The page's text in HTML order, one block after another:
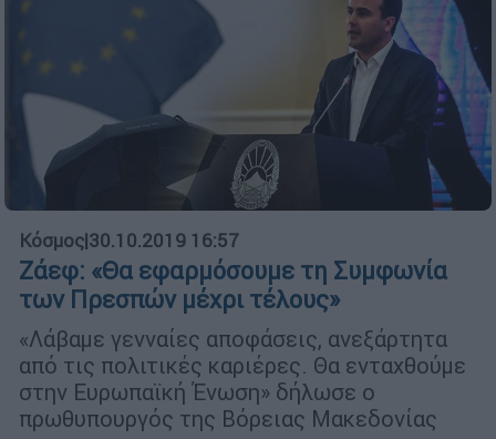
Κόσμος|30.10.2019 16:57
Ζάεφ: «Θα εφαρμόσουμε τη Συμφωνία
των Πρεσπών μέχρι τέλους»
«Λάβαμε γενναίες αποφάσεις, ανεξάρτητα
από τις πολιτικές καριέρες. Θα ενταχθούμε
στην Ευρωπαϊκή Ένωση» δήλωσε ο
πρωθυπουργός της Βόρειας Μακεδονίας